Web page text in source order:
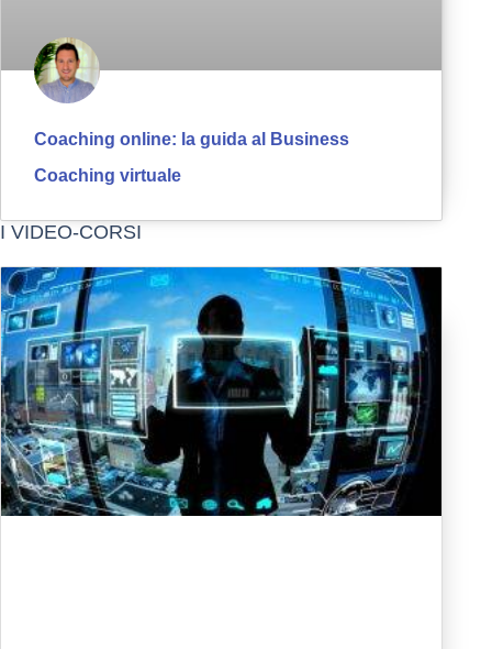
Coaching online: la guida al Business
Coaching virtuale
I VIDEO-CORSI